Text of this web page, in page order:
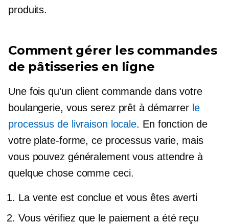
produits.
Comment gérer les commandes
de pâtisseries en ligne
Une fois qu'un client commande dans votre
boulangerie, vous serez prêt à démarrer le
processus de livraison locale. En fonction de
votre plate-forme, ce processus varie, mais
vous pouvez généralement vous attendre à
quelque chose comme ceci.
La vente est conclue et vous êtes averti
Vous vérifiez que le paiement a été reçu